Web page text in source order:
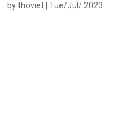
bythoviet Tue/Jul/ 2023